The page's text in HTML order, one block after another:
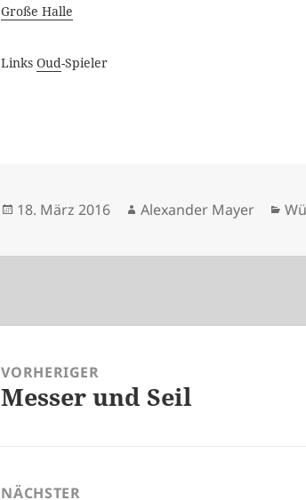
Große Halle
LinksOud-Spieler
Veröffentlicht
18. März 2016 Autor
Alexander Mayer
VORHERIGER
Vorheriger
Messer und Seil
NÄCHSTER